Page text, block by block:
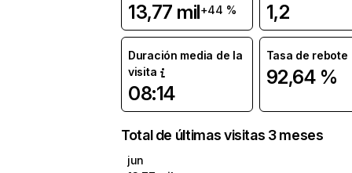
13,77 mil+44 % 1,2
Duración media de la
visita
08:14
Tasa de rebote
92,64 %
Total de últimas visitas 3 meses
jun